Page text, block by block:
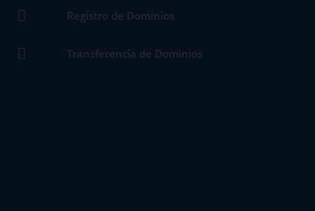
Registro de Dominios
Transferencia de Dominios
Perú